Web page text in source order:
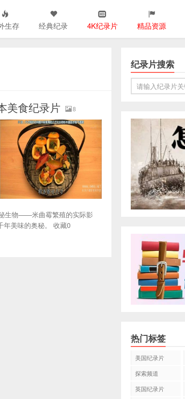
生存 经典纪录 4K纪录片 精品资源
美食纪录片 8
生物——米曲霉繁殖的实际影
年美味的奥秘。 收藏0
纪录片搜索
热门标签
美国纪录片
探索频道
英国纪录片